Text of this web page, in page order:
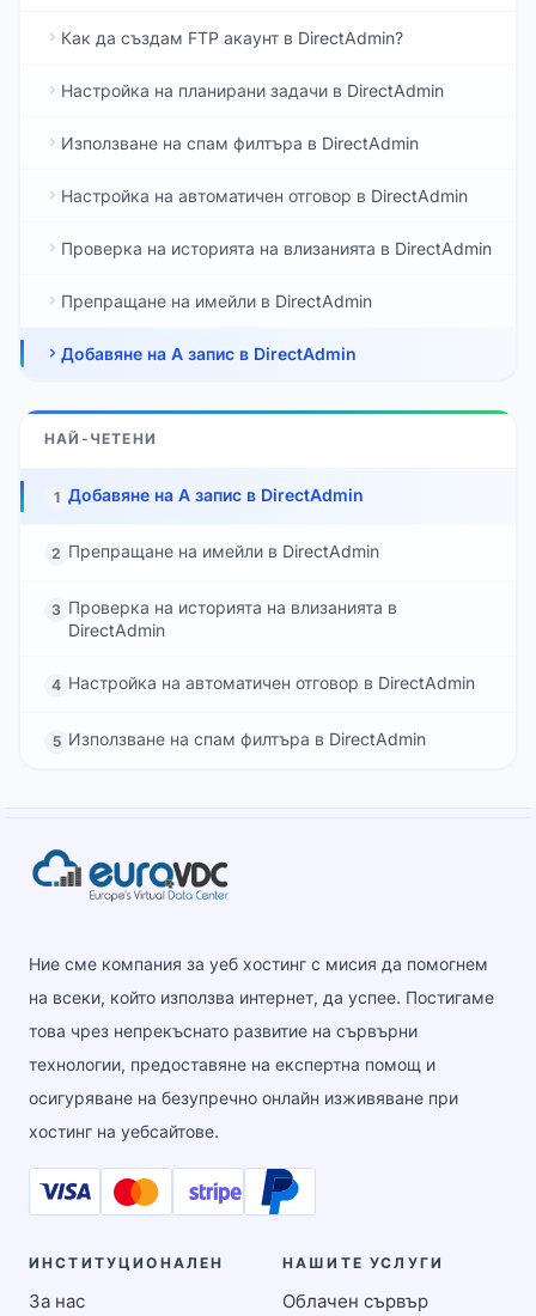
Как да създам FTP акаунт в DirectAdmin?
Настройка на планирани задачи в DirectAdmin
Използване на спам филтъра в DirectAdmin
Настройка на автоматичен отговор в DirectAdmin
Проверка на историята на влизанията в DirectAdmin
Препращане на имейли в DirectAdmin
Добавяне на A запис в DirectAdmin
НАЙ-ЧЕТЕНИ
1 Добавяне на A запис в DirectAdmin
2 Препращане на имейли в DirectAdmin
3 Проверка на историята на влизанията в
DirectAdmin
4 Настройка на автоматичен отговор в DirectAdmin
5 Използване на спам филтъра в DirectAdmin
Ние сме компания за уеб хостинг с мисия да помогнем
на всеки, който използва интернет, да успее. Постигаме
това чрез непрекъснато развитие на сървърни
технологии, предоставяне на експертна помощ и
осигуряване на безупречно онлайн изживяване при
хостинг на уебсайтове.
ИНСТИТУЦИОНАЛЕН
За нас
НАШИТЕ УСЛУГИ
Облачен сървър